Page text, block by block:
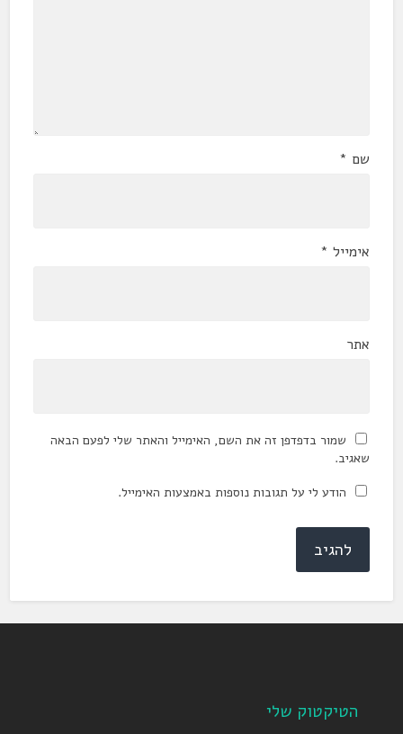
שם *
אימייל *
אתר
שמור בדפדפן זה את השם, האימייל והאתר שלי לפעם הבאה
שאגיב.
הודע לי על תגובות נוספות באמצעות האימייל.
הטיקטוק שלי